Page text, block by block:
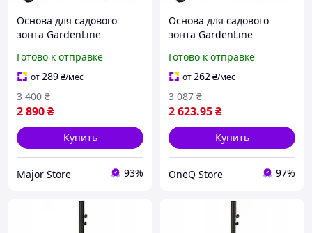
Основа для садового
зонта GardenLine
Готово к отправке
от289₴/мес
2 890₴
3 400 ₴
Купить
Major Store 93%
Основа для садового
зонта GardenLine
Готово к отправке
от262₴/мес
2 623.95₴
3 087 ₴
Купить
OneQ Store 97%